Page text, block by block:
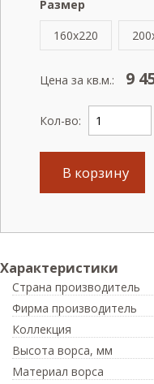
Размер
160x220
Цена за кв.м.: 9
Кол-во:
В корзину
Характеристики
Страна производитель
Фирма производитель
Коллекция
Высота ворса, мм
Материал ворса